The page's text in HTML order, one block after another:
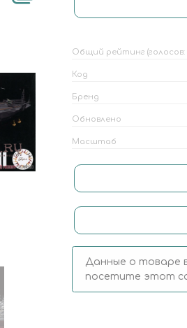
Общий рейтинг (голосов:
Код
Бренд
Обновлено
Масштаб
Данные о товаре
посетите этот